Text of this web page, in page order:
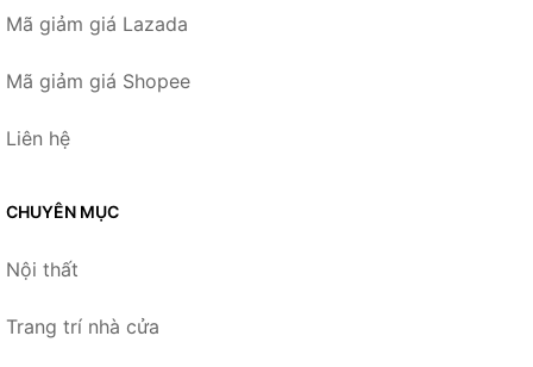
Mã giảm giá Lazada
Mã giảm giá Shopee
Liên hệ
CHUYÊN MỤC
Nội thất
Trang trí nhà cửa